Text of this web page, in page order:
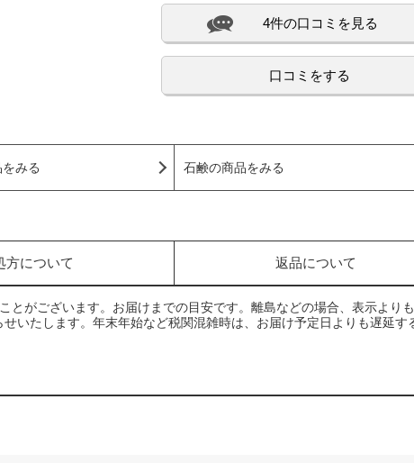
4件の口コミを見る
口コミをする
みる 石鹸の商品をみる
方について 返品について
とがございます。お届けまでの目安です。離島などの場合、表示より
いたします。年末年始など税関混雑時は、お届け予定日よりも遅延す